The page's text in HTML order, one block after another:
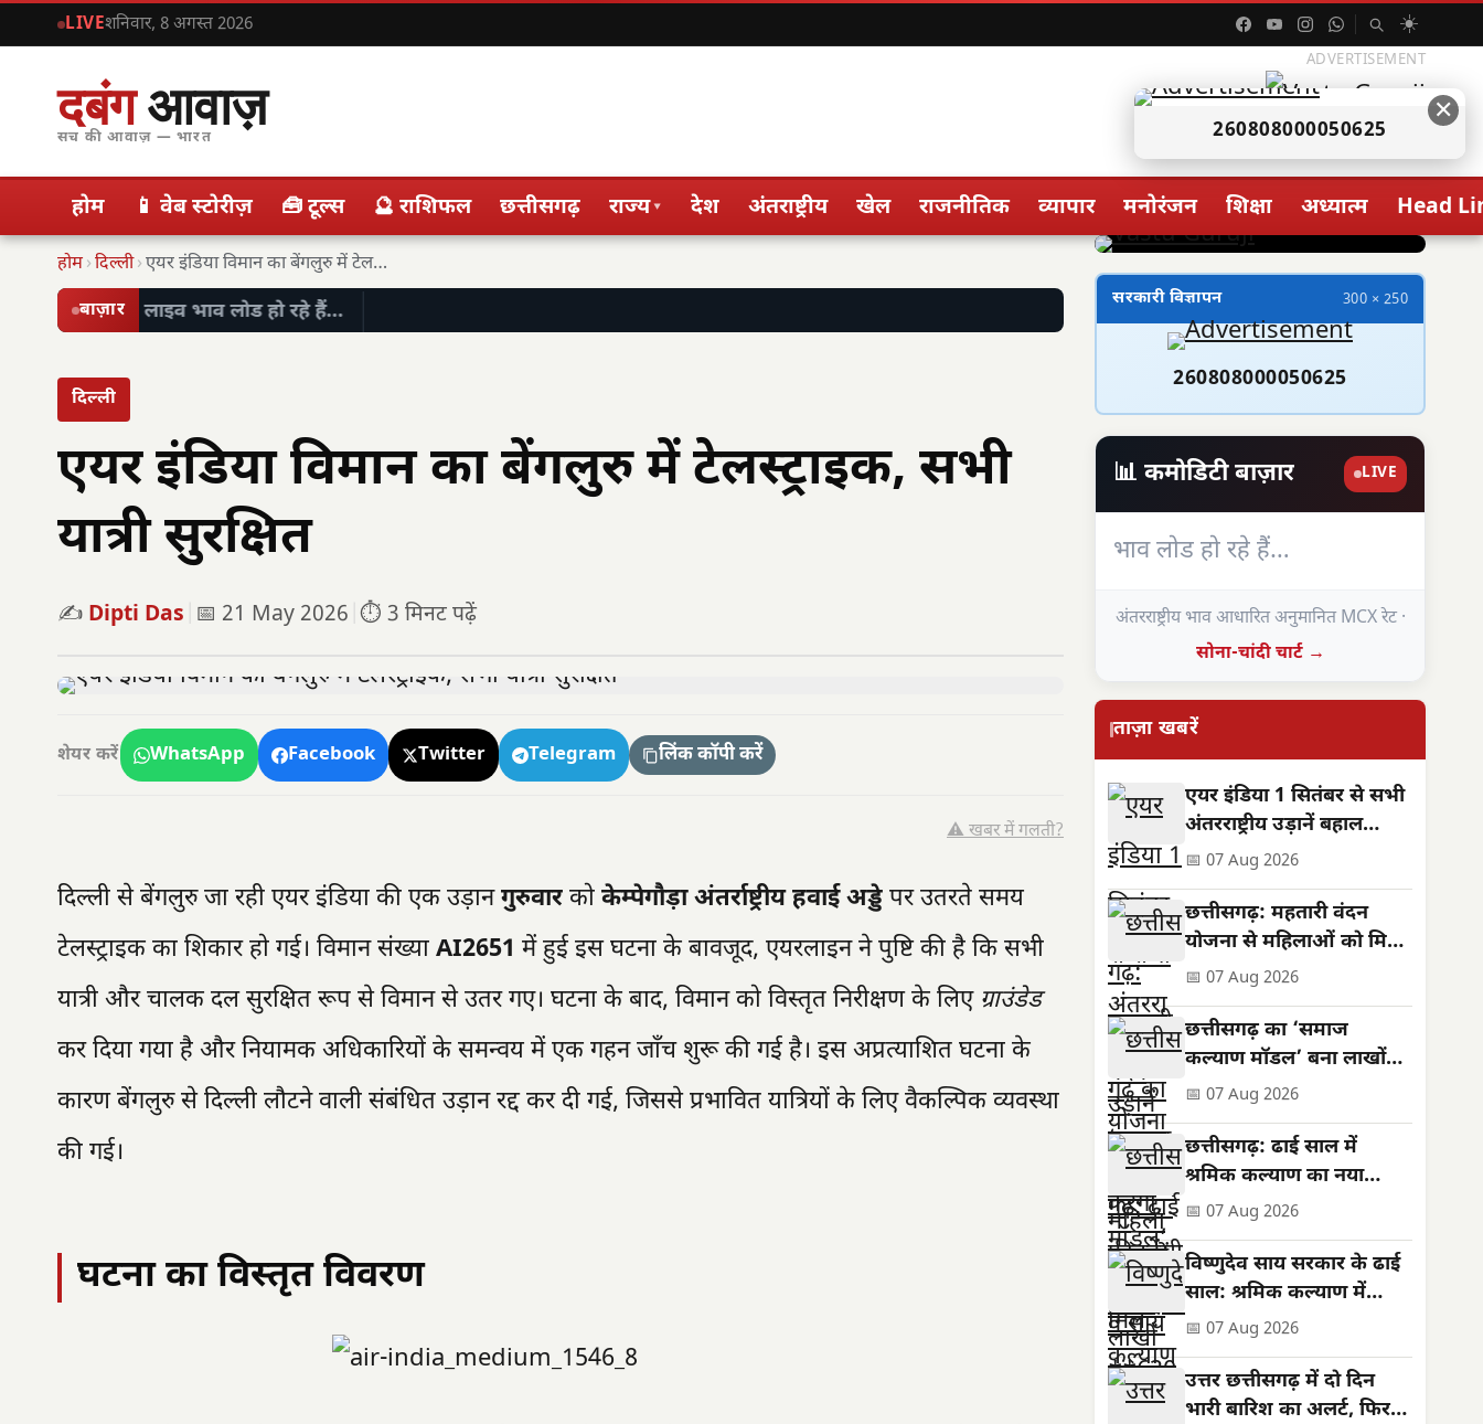
LIVEशनिवार, 8 अगस्त 2026 ☀️
दबंगआवाज़
सच की आवाज़ — भारत
ADVERTISEMENT
होम 📱 वेब स्टोरीज़ 🧰 टूल्स 🔮 राशिफल छत्तीसगढ़ राज्य▾ देश अंतराष्ट्रीय खेल राजनीतिक व्यापार मनोरंजन शिक्षा अध्यात्म Head
होम›दिल्ली› एयर इंडिया विमान का बेंगलुरु में टेलस्ट्राइक, सभी…
बाज़ार लाइव भाव लोड हो रहे हैं…
दिल्ली
एयर इंडिया विमान का बेंगलुरु में टेलस्ट्राइक, सभी
यात्री सुरक्षित
✍️ Dipti Das 📅 21 May 2026 ⏱️ 3 मिनट पढ़ें
शेयर करें WhatsApp Facebook Twitter Telegram लिंक कॉपी करें
⚠️ खबर में गलती?
दिल्ली से बेंगलुरु जा रही एयर इंडिया की एक उड़ानगुरुवार को केम्पेगौड़ा अंतर्राष्ट्रीय हवाई अड्डे पर उतरते समय
टेलस्ट्राइक का शिकार हो गई। विमान संख्या AI2651 में हुई इस घटना के बावजूद, एयरलाइन ने पुष्टि की है कि सभी
यात्री और चालक दल सुरक्षित रूप से विमान से उतर गए। घटना के बाद, विमान को विस्तृत निरीक्षण के लिए ग्राउंडेड
कर दिया गया है और नियामक अधिकारियों के समन्वय में एक गहन जाँच शुरू की गई है। इस अप्रत्याशित घटना के
कारण बेंगलुरु से दिल्ली लौटने वाली संबंधित उड़ान रद्द कर दी गई, जिससे प्रभावित यात्रियों के लिए वैकल्पिक व्यवस्था
की गई।
घटना का विस्तृत विवरण
सरकारी विज्ञापन 300 × 250
260808000050625
📊 कमोडिटी बाज़ार LIVE
भाव लोड हो रहे हैं…
अंतरराष्ट्रीय भाव आधारित अनुमानित MCX रेट ·
सोना-चांदी चार्ट →
ताज़ा खबरें
एयर इंडिया 1 सितंबर से सभी
अंतरराष्ट्रीय उड़ानें बहाल
करेगा, फ्रीक्वेंसी भी बढ़ेगी
📅 07 Aug 2026
छत्तीसगढ़: महतारी वंदन
योजना से महिलाओं को मिले
**630 करोड़**,
सशक्तिकरण की नई मिसाल
📅 07 Aug 2026
छत्तीसगढ़ का ‘समाज
कल्याण मॉडल’ बना लाखों
जरूरतमंदों की संजीवनी
📅 07 Aug 2026
छत्तीसगढ़: ढाई साल में
श्रमिक कल्याण का नया
अध्याय, बनी राष्ट्रीय पहचान
📅 07 Aug 2026
विष्णुदेव साय सरकार के ढाई
साल: श्रमिक कल्याण में
ऐतिहासिक उपलब्धियां
📅 07 Aug 2026
उत्तर छत्तीसगढ़ में दो दिन
भारी बारिश का अलर्ट, फिर
✕
260808000050625